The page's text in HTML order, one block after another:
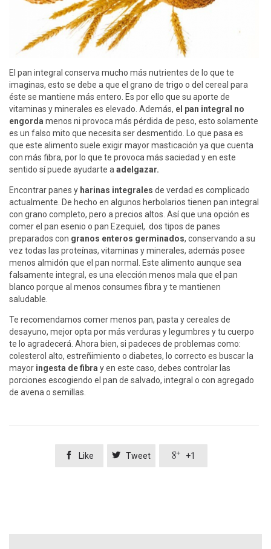
El pan integral conserva mucho más nutrientes de lo que te
imaginas, esto se debe a que el grano de trigo o del cereal para
éste se mantiene más entero. Es por ello que su aporte de
vitaminas y minerales es elevado. Además, el pan integral no
engorda menos ni provoca más pérdida de peso, esto solamente
es un falso mito que necesita ser desmentido. Lo que pasa es
que este alimento suele exigir mayor masticación ya que cuenta
con más fibra, por lo que te provoca más saciedad y en este
sentido sí puede ayudarte a adelgazar.
Encontrar panes y harinas integrales de verdad es complicado
actualmente. De hecho en algunos herbolarios tienen pan integral
con grano completo, pero a precios altos. Así que una opción es
comer el pan esenio o pan Ezequiel, dos tipos de panes
preparados con granos enteros germinados, conservando a su
vez todas las proteínas, vitaminas y minerales, además posee
menos almidón que el pan normal. Este alimento aunque sea
falsamente integral, es una elección menos mala que el pan
blanco porque al menos consumes fibra y te mantienen
saludable.
Te recomendamos comer menos pan, pasta y cereales de
desayuno, mejor opta por más verduras y legumbres y tu cuerpo
te lo agradecerá. Ahora bien, si padeces de problemas como:
colesterol alto, estreñimiento o diabetes, lo correcto es buscar la
mayor ingesta de fibra y en este caso, debes controlar las
porciones escogiendo el pan de salvado, integral o con agregado
de avena o semillas.
 Like  Tweet  +1